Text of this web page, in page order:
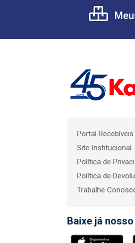
Portal Recebíveis
Site Institucional
Política de
Política de
Trabalhe
Baixe já